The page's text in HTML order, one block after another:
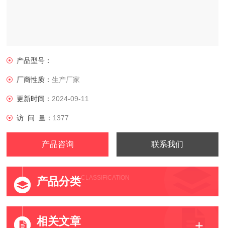
产品型号：
厂商性质：生产厂家
更新时间： 2024-09-11
访 问 量： 1377
产品咨询 联系我们
产品分类CLASSIFICATION
相关文章